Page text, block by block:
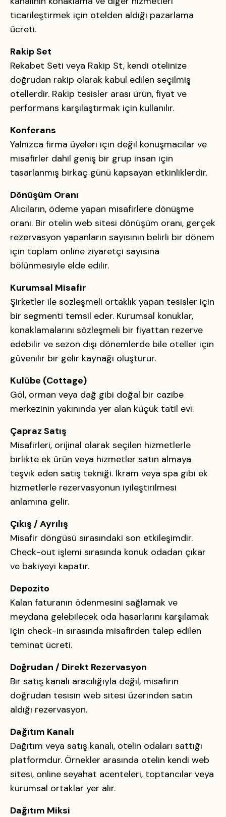
ticarileştirmek için otelden aldığı pazarlama
ücreti.
Rakip Set
Rekabet Seti veya Rakip St, kendi otelinize
doğrudan rakip olarak kabul edilen seçilmiş
otellerdir. Rakip tesisler arası ürün, fiyat ve
performans karşılaştırmak için kullanılır.
Konferans
Yalnızca firma üyeleri için değil konuşmacılar ve
misafirler dahil geniş bir grup insan için
tasarlanmış birkaç günü kapsayan etkinliklerdir.
Dönüşüm Oranı
Alıcıların, ödeme yapan misafirlere dönüşme
oranı. Bir otelin web sitesi dönüşüm oranı, gerçek
rezervasyon yapanların sayısının belirli bir dönem
için toplam online ziyaretçi sayısına
bölünmesiyle elde edilir.
Kurumsal Misafir
Şirketler ile sözleşmeli ortaklık yapan tesisler için
bir segmenti temsil eder. Kurumsal konuklar,
konaklamalarını sözleşmeli bir fiyattan rezerve
edebilir ve sezon dışı dönemlerde bile oteller için
güvenilir bir gelir kaynağı oluşturur.
Kulübe (Cottage)
Göl, orman veya dağ gibi doğal bir cazibe
merkezinin yakınında yer alan küçük tatil evi.
Çapraz Satış
Misafirleri, orijinal olarak seçilen hizmetlerle
birlikte ek ürün veya hizmetler satın almaya
teşvik eden satış tekniği. İkram veya spa gibi ek
hizmetlerle rezervasyonun iyileştirilmesi
anlamına gelir.
Çıkış / Ayrılış
Misafir döngüsü sırasındaki son etkileşimdir.
Check-out işlemi sırasında konuk odadan çıkar
ve bakiyeyi kapatır.
Depozito
Kalan faturanın ödenmesini sağlamak ve
meydana gelebilecek oda hasarlarını karşılamak
için check-in sırasında misafirden talep edilen
teminat ücreti.
Doğrudan / Direkt Rezervasyon
Bir satış kanalı aracılığıyla değil, misafirin
doğrudan tesisin web sitesi üzerinden satın
aldığı rezervasyon.
Dağıtım Kanalı
Dağıtım veya satış kanalı, otelin odaları sattığı
platformdur. Örnekler arasında otelin kendi web
sitesi, online seyahat acenteleri, toptancılar veya
kurumsal ortaklar yer alır.
Dağıtım Miksi